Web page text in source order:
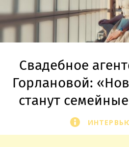
Свадебное
Горлановой:
станут